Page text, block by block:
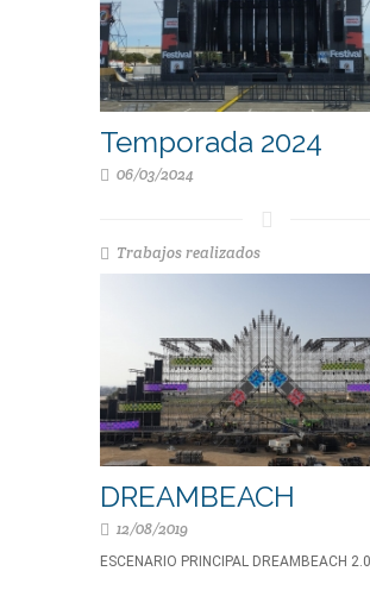
Temporada 2024
06/03/2024
Trabajos realizados
DREAMBEACH
12/08/2019
ESCENARIO PRINCIPAL DREAMBEACH